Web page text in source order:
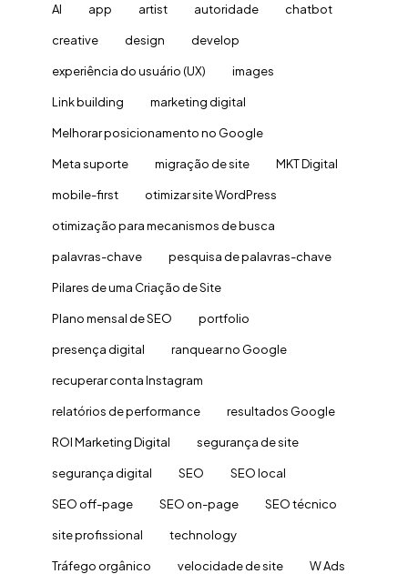
AI app artist autoridade chatbot
creative design develop
experiência do usuário (UX) images
Link building marketing digital
Melhorar posicionamento no Google
Meta suporte migração de site MKT Digital
mobile-first otimizar site WordPress
otimização para mecanismos de busca
palavras-chave pesquisa de palavras-chave
Pilares de uma Criação de Site
Plano mensal de SEO portfolio
presença digital ranquear no Google
recuperar conta Instagram
relatórios de performance resultados Google
ROI Marketing Digital segurança de site
segurança digital SEO SEO local
SEO off-page SEO on-page SEO técnico
site profissional technology
Tráfego orgânico velocidade de site W Ads